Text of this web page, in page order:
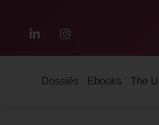
Dossiês Ebooks The